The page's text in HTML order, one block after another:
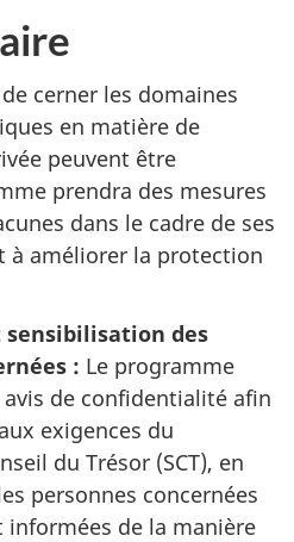
cerner les domaines
en matière de
peuvent être
prendra des mesures
dans le cadre de ses
à améliorer la protection
sensibilisation des
: Le programme
de confidentialité afin
exigences du
du Trésor (SCT), en
personnes concernées
de la manière